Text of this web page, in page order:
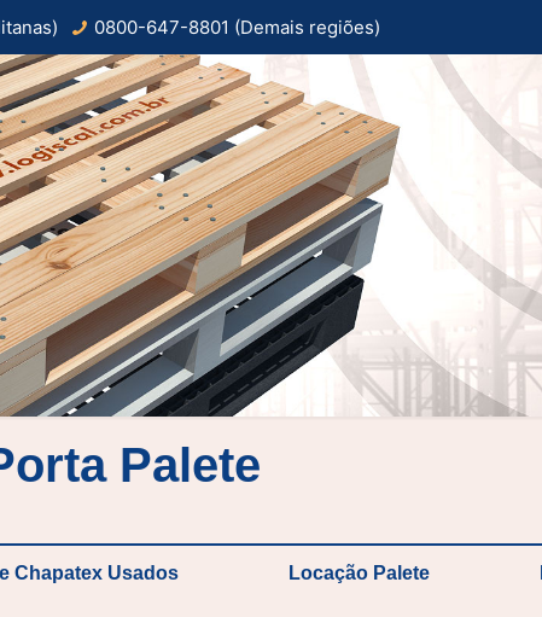
0800-647-8801 (Demais regiões)
Palete
Chapatex Usados Locação Palete